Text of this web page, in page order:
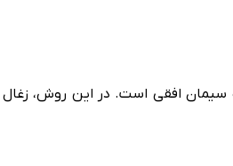
سیمان افقی است. در این روش،